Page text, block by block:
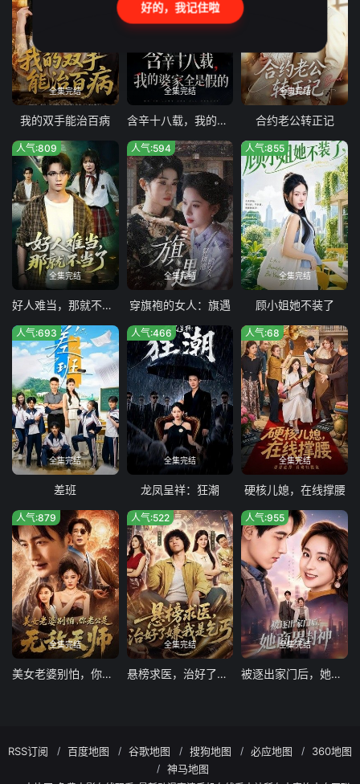
全集完结
我的双手能治百病
全集完结
含辛十八载，我的婆家全是假的
全集完结
合约老公转正记
全集完结
人气:809
好人难当，那就不当了
全集完结
人气:594
穿旗袍的女人：旗遇
全集完结
人气:855
顾小姐她不装了
全集完结
人气:693
差班
全集完结
人气:466
龙凤呈祥：狂潮
全集完结
人气:68
硬核儿媳，在线撑腰
全集完结
人气:879
美女老婆别怕，你老公是无敌天师
全集完结
人气:522
悬榜求医，治好了嫌我是乞丐
全集完结
人气:955
被逐出家门后，她商界封神
RSS订阅 百度地图 谷歌地图 搜狗地图 必应地图
360地图
神马地图
好的，我记住啦